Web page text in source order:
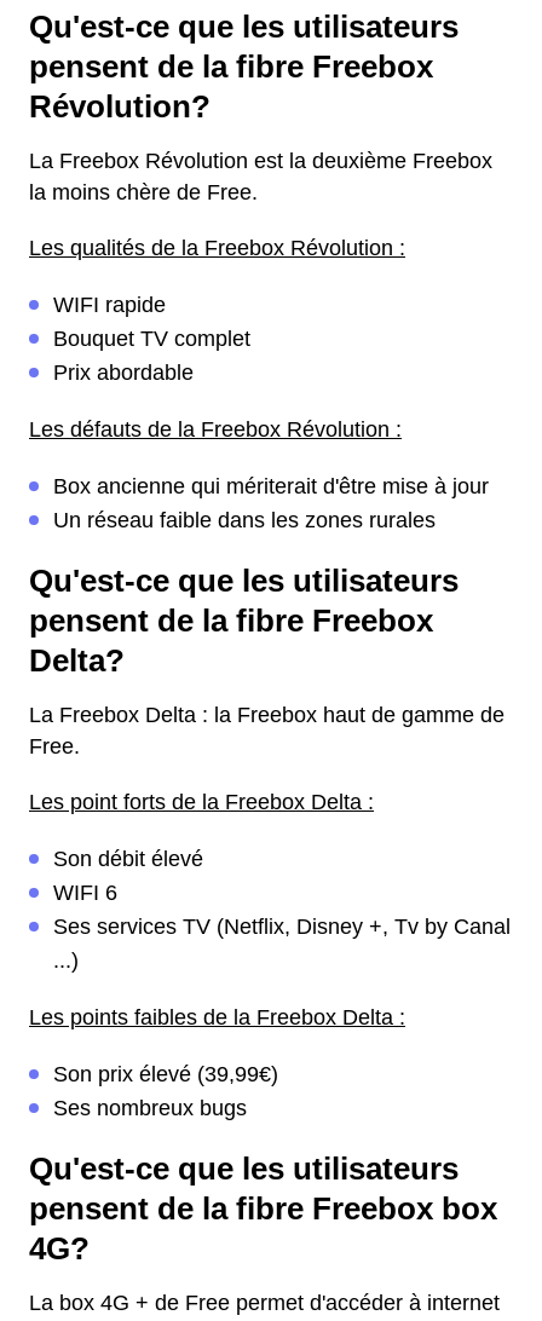
Qu'est-ce que les utilisateurs
pensent de la fibre Freebox
Révolution?
La Freebox Révolution est la deuxième Freebox
la moins chère de Free.
Les qualités de la Freebox Révolution :
WIFI rapide
Bouquet TV complet
Prix abordable
Les défauts de la Freebox Révolution :
Box ancienne qui mériterait d'être mise à jour
Un réseau faible dans les zones rurales
Qu'est-ce que les utilisateurs
pensent de la fibre Freebox
Delta?
La Freebox Delta : la Freebox haut de gamme de
Free.
Les point forts de la Freebox Delta :
Son débit élevé
WIFI 6
Ses services TV (Netflix, Disney +, Tv by Canal
...)
Les points faibles de la Freebox Delta :
Son prix élevé (39,99€)
Ses nombreux bugs
Qu'est-ce que les utilisateurs
pensent de la fibre Freebox box
4G?
La box 4G + de Free permet d'accéder à internet